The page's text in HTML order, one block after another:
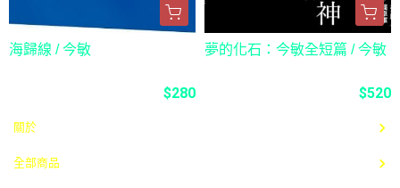
海歸線 / 今敏
$280
夢的化石：今敏全短篇 / 今敏
$520
關於
全部商品